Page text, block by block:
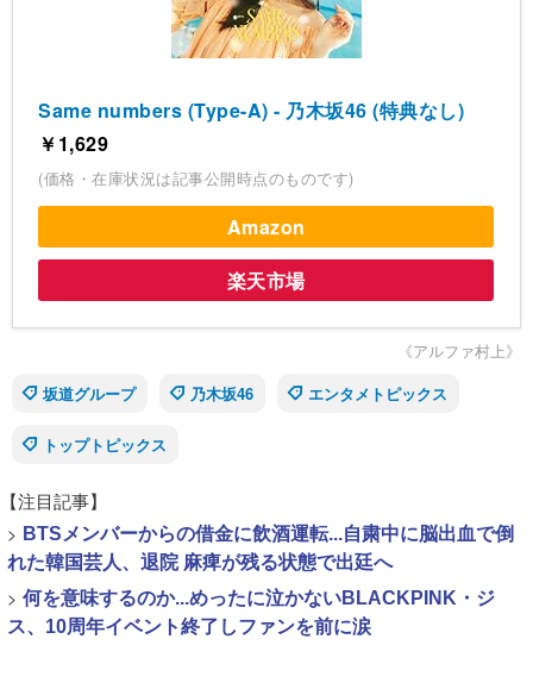
Same numbers (Type-A) - 乃木坂46 (特典なし)
￥1,629
(価格・在庫状況は記事公開時点のものです)
Amazon
楽天市場
《アルファ村上》
坂道グループ
乃木坂46 エンタメトピックス
トップトピックス
【注目記事】
> BTSメンバーからの借金に飲酒運転...自粛中に脳出血で倒
れた韓国芸人、退院 麻痺が残る状態で出廷へ
> 何を意味するのか...めったに泣かないBLACKPINK・ジ
ス、10周年イベント終了しファンを前に涙